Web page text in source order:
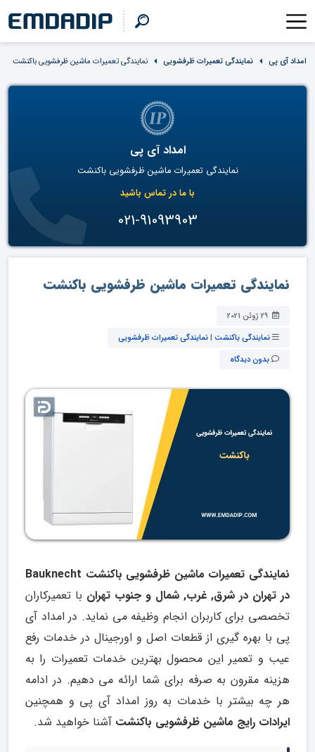
امداد آی پی نمایندگی تعمیرات ظرفشویی نمایندگی تعمیرات ماشین ظرفشویی باکنشت
امداد آی پی
نمایندگی تعمیرات ماشین ظرفشویی باکنشت
با ما در تماس باشید
021-91093903
نمایندگی تعمیرات ماشین ظرفشویی باکنشت
نمایندگی باکنشت |نمایندگی تعمیرات ظرفشویی
بدون دیدگاه
نمایندگی تعمیرات ماشین ظرفشویی باکنشت Bauknecht
در تهران در شرق, غرب, شمال و جنوب تهران با تعمیرکاران
تخصصی برای کاربران انجام وظیفه می نماید. در امداد آی
پی با بهره گیری از قطعات اصل و اورجینال در خدمات رفع
عیب و تعمیر این محصول بهترین خدمات تعمیرات را به
هزینه مقرون به صرفه برای شما ارائه می دهیم. در ادامه
هر چه بیشتر با خدمات به روز امداد آی پی و همچنین
ایرادات رایج ماشین ظرفشویی باکنشت آشنا خواهید شد.